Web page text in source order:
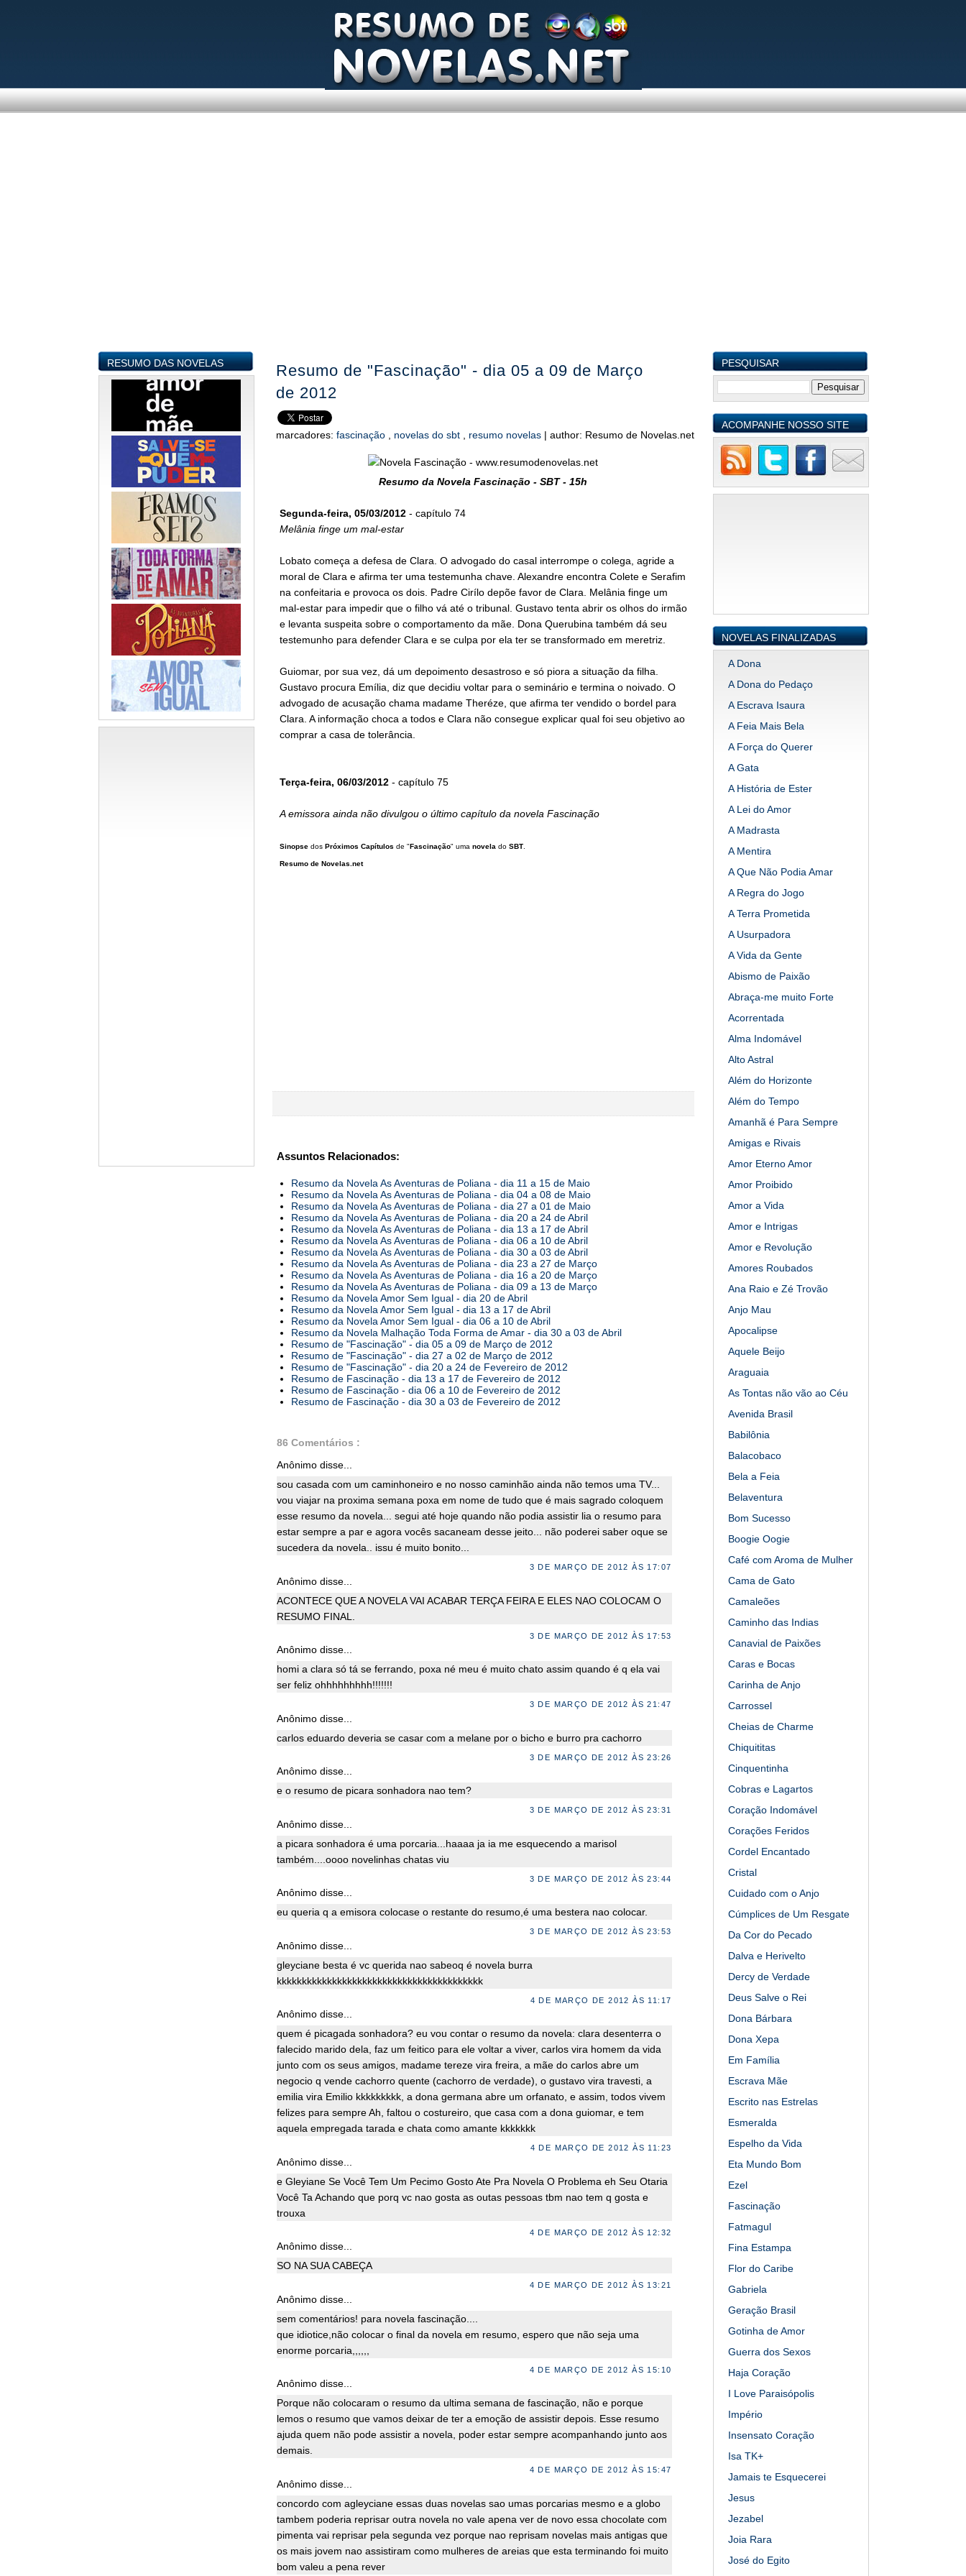
RESUMO DAS NOVELAS
Resumo de "Fascinação" - dia 05 a 09 de Março
de 2012
marcadores: fascinação novelas do sbt resumo novelas | author: Resumo de Novelas.net
Resumo da Novela Fascinação - SBT - 15h
Segunda-feira, 05/03/2012- capítulo 74
Melânia finge um mal-estar
Lobato começa a defesa de Clara. O advogado do casal interrompe o colega, agride a
moral de Clara e afirma ter uma testemunha chave. Alexandre encontra Colete e Serafim
na confeitaria e provoca os dois. Padre Cirílo depõe favor de Clara. Melânia finge um
mal-estar para impedir que o filho vá até o tribunal. Gustavo tenta abrir os olhos do irmão
e levanta suspeita sobre o comportamento da mãe. Dona Querubina também dá seu
testemunho para defender Clara e se culpa por ela ter se transformado em meretriz.
Guiomar, por sua vez, dá um depoimento desastroso e só piora a situação da filha.
Gustavo procura Emília, diz que decidiu voltar para o seminário e termina o noivado. O
advogado de acusação chama madame Theréze, que afirma ter vendido o bordel para
Clara. A informação choca a todos e Clara não consegue explicar qual foi seu objetivo ao
comprar a casa de tolerância.
Terça-feira, 06/03/2012- capítulo 75
A emissora ainda não divulgou o último capítulo da novela Fascinação
Sinopsedos Próximos Capítulos de "Fascinação" uma novela do SBT.
Resumo de Novelas.net
Assuntos Relacionados:
Resumo da Novela As Aventuras de Poliana - dia 11 a 15 de Maio
Resumo da Novela As Aventuras de Poliana - dia 04 a 08 de Maio
Resumo da Novela As Aventuras de Poliana - dia 27 a 01 de Maio
Resumo da Novela As Aventuras de Poliana - dia 20 a 24 de Abril
Resumo da Novela As Aventuras de Poliana - dia 13 a 17 de Abril
Resumo da Novela As Aventuras de Poliana - dia 06 a 10 de Abril
Resumo da Novela As Aventuras de Poliana - dia 30 a 03 de Abril
Resumo da Novela As Aventuras de Poliana - dia 23 a 27 de Março
Resumo da Novela As Aventuras de Poliana - dia 16 a 20 de Março
Resumo da Novela As Aventuras de Poliana - dia 09 a 13 de Março
Resumo da Novela Amor Sem Igual - dia 20 de Abril
Resumo da Novela Amor Sem Igual - dia 13 a 17 de Abril
Resumo da Novela Amor Sem Igual - dia 06 a 10 de Abril
Resumo da Novela Malhação Toda Forma de Amar - dia 30 a 03 de Abril
Resumo de "Fascinação" - dia 05 a 09 de Março de 2012
Resumo de "Fascinação" - dia 27 a 02 de Março de 2012
Resumo de "Fascinação" - dia 20 a 24 de Fevereiro de 2012
Resumo de Fascinação - dia 13 a 17 de Fevereiro de 2012
Resumo de Fascinação - dia 06 a 10 de Fevereiro de 2012
Resumo de Fascinação - dia 30 a 03 de Fevereiro de 2012
86 Comentários :
Anônimo disse...
sou casada com um caminhoneiro e no nosso caminhão ainda não temos uma TV...
vou viajar na proxima semana poxa em nome de tudo que é mais sagrado coloquem
esse resumo da novela... segui até hoje quando não podia assistir lia o resumo para
estar sempre a par e agora vocês sacaneam desse jeito... não poderei saber oque se
sucedera da novela.. issu é muito bonito...
3 DE MARÇO DE 2012 ÀS 17:07
Anônimo disse...
ACONTECE QUE A NOVELA VAI ACABAR TERÇA FEIRA E ELES NAO COLOCAM O
RESUMO FINAL.
3 DE MARÇO DE 2012 ÀS 17:53
Anônimo disse...
homi a clara só tá se ferrando, poxa né meu é muito chato assim quando é q ela vai
ser feliz ohhhhhhhhh!!!!!!!
3 DE MARÇO DE 2012 ÀS 21:47
Anônimo disse...
carlos eduardo deveria se casar com a melane por o bicho e burro pra cachorro
3 DE MARÇO DE 2012 ÀS 23:26
Anônimo disse...
e o resumo de picara sonhadora nao tem?
3 DE MARÇO DE 2012 ÀS 23:31
Anônimo disse...
a picara sonhadora é uma porcaria...haaaa ja ia me esquecendo a marisol
também....oooo novelinhas chatas viu
3 DE MARÇO DE 2012 ÀS 23:44
Anônimo disse...
eu queria q a emisora colocase o restante do resumo,é uma bestera nao colocar.
3 DE MARÇO DE 2012 ÀS 23:53
Anônimo disse...
gleyciane besta é vc querida nao sabeoq é novela burra
kkkkkkkkkkkkkkkkkkkkkkkkkkkkkkkkkkkkkkkkk
4 DE MARÇO DE 2012 ÀS 11:17
Anônimo disse...
quem é picagada sonhadora? eu vou contar o resumo da novela: clara desenterra o
falecido marido dela, faz um feitico para ele voltar a viver, carlos vira homem da vida
junto com os seus amigos, madame tereze vira freira, a mãe do carlos abre um
negocio q vende cachorro quente (cachorro de verdade), o gustavo vira travesti, a
emilia vira Emilio kkkkkkkkk, a dona germana abre um orfanato, e assim, todos vivem
felizes para sempre Ah, faltou o costureiro, que casa com a dona guiomar, e tem
aquela empregada tarada e chata como amante kkkkkkk
4 DE MARÇO DE 2012 ÀS 11:23
Anônimo disse...
e Gleyiane Se Você Tem Um Pecimo Gosto Ate Pra Novela O Problema eh Seu Otaria
Você Ta Achando que porq vc nao gosta as outas pessoas tbm nao tem q gosta e
trouxa
4 DE MARÇO DE 2012 ÀS 12:32
Anônimo disse...
SO NA SUA CABEÇA
4 DE MARÇO DE 2012 ÀS 13:21
Anônimo disse...
sem comentários! para novela fascinação....
que idiotice,não colocar o final da novela em resumo, espero que não seja uma
enorme porcaria,,,,,,
4 DE MARÇO DE 2012 ÀS 15:10
Anônimo disse...
Porque não colocaram o resumo da ultima semana de fascinação, não e porque
lemos o resumo que vamos deixar de ter a emoção de assistir depois. Esse resumo
ajuda quem não pode assistir a novela, poder estar sempre acompanhando junto aos
demais.
4 DE MARÇO DE 2012 ÀS 15:47
Anônimo disse...
concordo com agleyciane essas duas novelas sao umas porcarias mesmo e a globo
tambem poderia reprisar outra novela no vale apena ver de novo essa chocolate com
pimenta vai reprisar pela segunda vez porque nao reprisam novelas mais antigas que
os mais jovem nao assistiram como mulheres de areias que esta terminando foi muito
bom valeu a pena rever
PESQUISAR
ACOMPANHE NOSSO SITE
NOVELAS FINALIZADAS
A Dona
A Dona do Pedaço
A Escrava Isaura
A Feia Mais Bela
A Força do Querer
A Gata
A História de Ester
A Lei do Amor
A Madrasta
A Mentira
A Que Não Podia Amar
A Regra do Jogo
A Terra Prometida
A Usurpadora
A Vida da Gente
Abismo de Paixão
Abraça-me muito Forte
Acorrentada
Alma Indomável
Alto Astral
Além do Horizonte
Além do Tempo
Amanhã é Para Sempre
Amigas e Rivais
Amor Eterno Amor
Amor Proibido
Amor a Vida
Amor e Intrigas
Amor e Revolução
Amores Roubados
Ana Raio e Zé Trovão
Anjo Mau
Apocalipse
Aquele Beijo
Araguaia
As Tontas não vão ao Céu
Avenida Brasil
Babilônia
Balacobaco
Bela a Feia
Belaventura
Bom Sucesso
Boogie Oogie
Café com Aroma de Mulher
Cama de Gato
Camaleões
Caminho das Indias
Canavial de Paixões
Caras e Bocas
Carinha de Anjo
Carrossel
Cheias de Charme
Chiquititas
Cinquentinha
Cobras e Lagartos
Coração Indomável
Corações Feridos
Cordel Encantado
Cristal
Cuidado com o Anjo
Cúmplices de Um Resgate
Da Cor do Pecado
Dalva e Herivelto
Dercy de Verdade
Deus Salve o Rei
Dona Bárbara
Dona Xepa
Em Família
Escrava Mãe
Escrito nas Estrelas
Esmeralda
Espelho da Vida
Eta Mundo Bom
Ezel
Fascinação
Fatmagul
Fina Estampa
Flor do Caribe
Gabriela
Geração Brasil
Gotinha de Amor
Guerra dos Sexos
Haja Coração
I Love Paraisópolis
Império
Insensato Coração
Isa TK+
Jamais te Esquecerei
Jesus
Jezabel
Joia Rara
José do Egito